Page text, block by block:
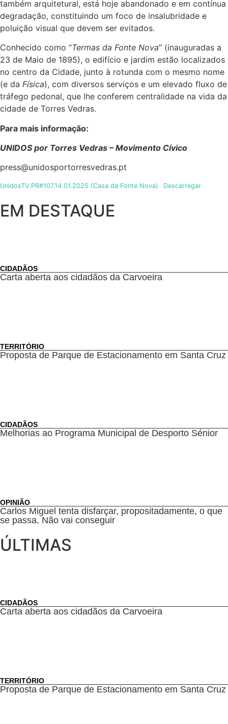
também arquitetural, está hoje abandonado e em contínua
degradação, constituindo um foco de insalubridade e
poluição visual que devem ser evitados.
Conhecido como “Termas da Fonte Nova” (inauguradas a
23 de Maio de 1895), o edifício e jardim estão localizados
no centro da Cidade, junto à rotunda com o mesmo nome
(e da Física), com diversos serviços e um elevado fluxo de
tráfego pedonal, que lhe conferem centralidade na vida da
cidade de Torres Vedras.
Para mais informação:
UNIDOS por Torres Vedras – Movimento Cívico
press@unidosportorresvedras.pt
UnidosTV.PR#107.14.01.2025 (Casa da Fonte Nova) Descarregar
EM DESTAQUE
CIDADÃOS
Carta aberta aos cidadãos da Carvoeira
TERRITÓRIO
Proposta de Parque de Estacionamento em Santa Cruz
CIDADÃOS
Melhorias ao Programa Municipal de Desporto Sénior
OPINIÃO
Carlos Miguel tenta disfarçar, propositadamente, o que
se passa. Não vai conseguir
ÚLTIMAS
CIDADÃOS
Carta aberta aos cidadãos da Carvoeira
TERRITÓRIO
Proposta de Parque de Estacionamento em Santa Cruz